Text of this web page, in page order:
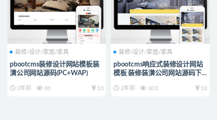
装修/设计/家居/家具
pbootcms装修设计网站模板装
潢公司网站源码(PC+WAP)
2年前 81 10
装修/设计/家居/家具
pbootcms响应式装修设计网站
模板 装修装潢公司网站源码下
2年前 103 10